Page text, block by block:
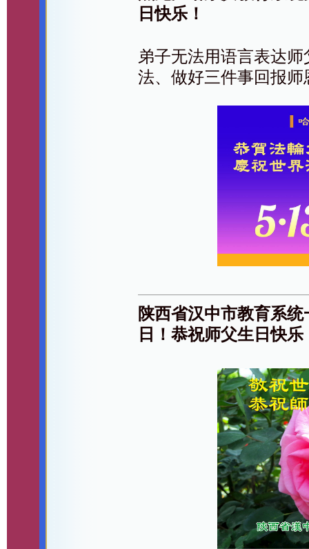
日快乐！
弟子无法用语言表达
法、做好三件事回报
陕西省汉中市教育系
日！恭祝师父生日快乐